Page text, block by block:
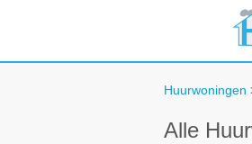
Huurwoningen
Alle